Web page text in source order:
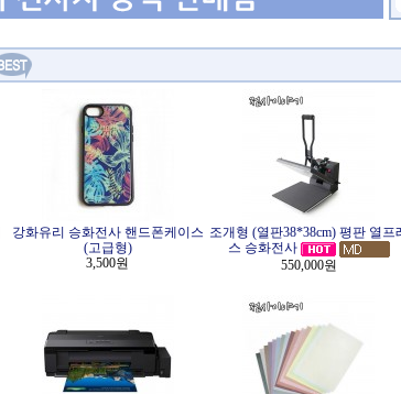
강화유리 승화전사 핸드폰케이스
(고급형)
3,500원
조개형 (열판38*38cm) 평판 열프
스 승화전사
550,000원